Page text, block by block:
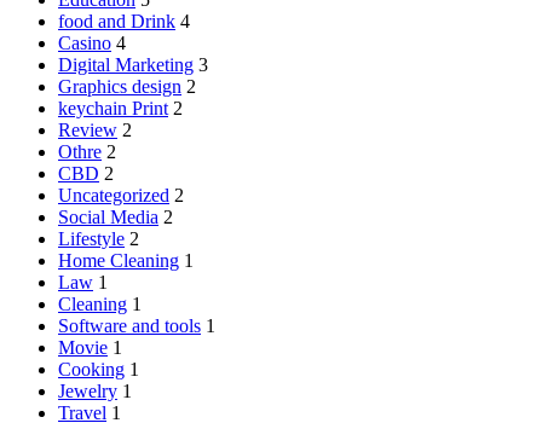
food and Drink 4
Casino 4
Digital Marketing 3
Graphics design 2
keychain Print 2
Review 2
Othre 2
CBD 2
Uncategorized 2
Social Media 2
Lifestyle 2
Home Cleaning 1
Law 1
Cleaning 1
Software and tools 1
Movie 1
Cooking 1
Jewelry 1
Travel 1